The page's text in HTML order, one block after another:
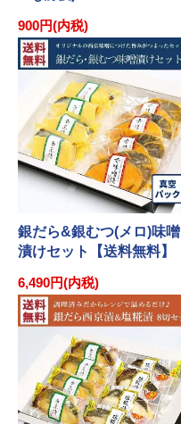
900円(内税)
銀だら&銀むつ(メロ)味噌
漬けセット【送料無料】
6,490円(内税)